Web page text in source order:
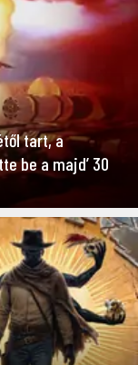
tart, a
be a majd’ 30